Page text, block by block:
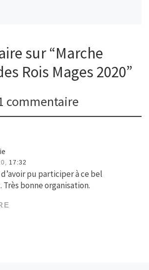
sur “Marche
Rois Mages 2020”
commentaire
17:32
pu participer à ce bel
bonne organisation.